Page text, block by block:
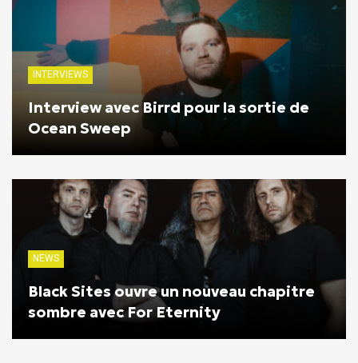
INTERVIEWS
Interview avec Birrd pour la sortie de
Ocean Sweep
NEWS
Black Sites ouvre un nouveau chapitre
sombre avec For Eternity